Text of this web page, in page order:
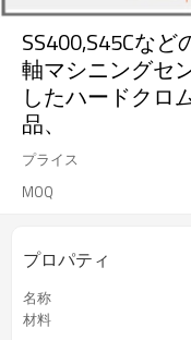
SS400,S45Cな
軸マシニングセ
したハードクロ
品、
プライス
MOQ
プロパティ
名称
材料